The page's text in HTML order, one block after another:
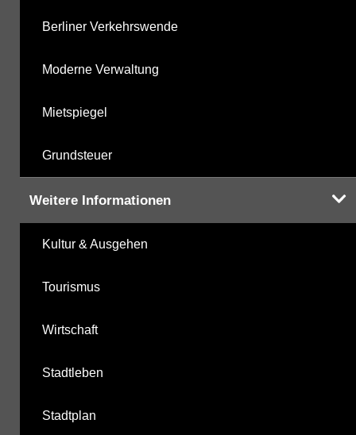
Berliner Verkehrswende
Moderne Verwaltung
Mietspiegel
Grundsteuer
Weitere Informationen
Kultur & Ausgehen
Tourismus
Wirtschaft
Stadtleben
Stadtplan